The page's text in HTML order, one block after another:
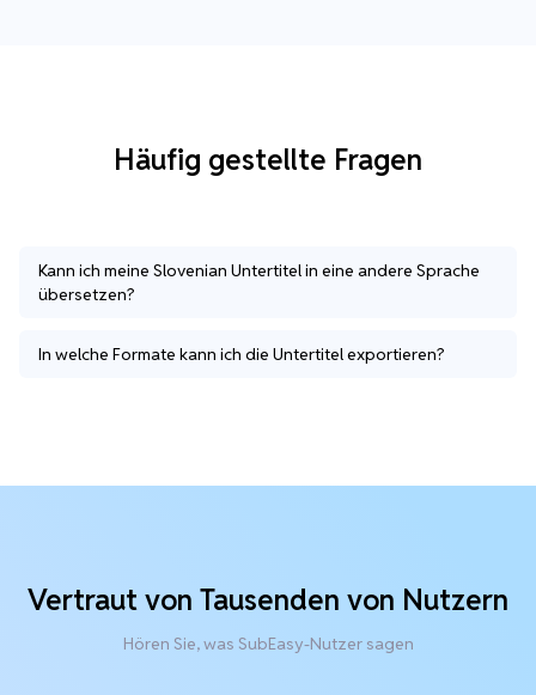
Häufig gestellte Fragen
Kann ich meine Slovenian Untertitel in eine andere Sprache
übersetzen?
In welche Formate kann ich die Untertitel exportieren?
Vertraut von Tausenden von Nutzern
Hören Sie, was SubEasy-Nutzer sagen